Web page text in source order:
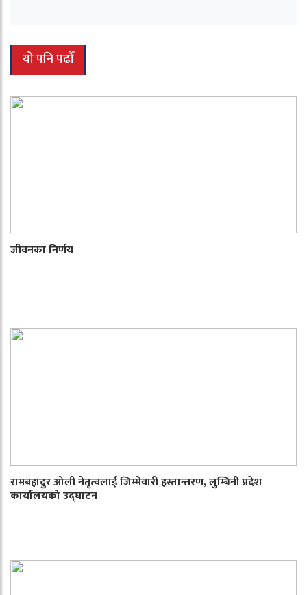
यो पनि पढौँ
जीवनका निर्णय
रामबहादुर ओली नेतृत्वलाई जिम्मेवारी हस्तान्तरण, लुम्बिनी प्रदेश
कार्यालयको उद्घाटन